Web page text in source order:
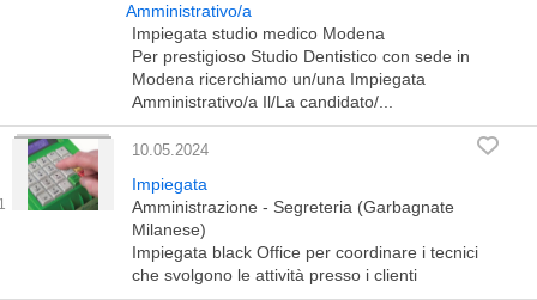
Amministrativo/a
Impiegata studio medico Modena
Per prestigioso Studio Dentistico con sede in
Modena ricerchiamo un/una Impiegata
Amministrativo/a Il/La candidato/...
10.05.2024
Impiegata
Amministrazione - Segreteria (Garbagnate
Milanese)
Impiegata black Office per coordinare i tecnici
che svolgono le attività presso i clienti